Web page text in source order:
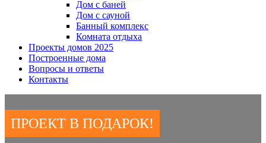
Дом с баней
Дом с сауной
Банный комплекс
Комната отдыха
Проекты домов 2025
Построенные дома
Вопросы и ответы
Контакты
ПРОЕКТ В ПОДАРОК!